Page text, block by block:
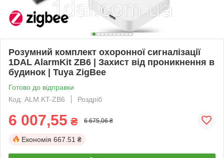
Розумний комплект охоронної сигналізації
1DAL AlarmKit ZB6 | Захист від проникнення в
будинок | Tuya ZigBee
Готово до відправки
Код: ALM.KT-ZB6
Роздріб
6 007,55 ₴ 6 675,06 ₴
Економія 667.51 ₴